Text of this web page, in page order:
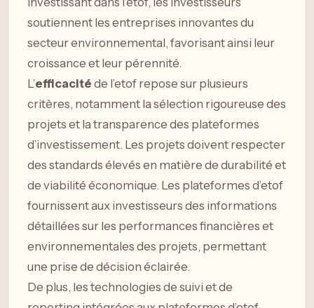
soutiennent les entreprises innovantes du
secteur environnemental, favorisant ainsi leur
croissance et leur pérennité.
L’efficacité de l’etof repose sur plusieurs
critères, notamment la sélection rigoureuse des
projets et la transparence des plateformes
d’investissement. Les projets doivent respecter
des standards élevés en matière de durabilité et
de viabilité économique. Les plateformes d’etof
fournissent aux investisseurs des informations
détaillées sur les performances financières et
environnementales des projets, permettant
une prise de décision éclairée.
De plus, les technologies de suivi et de